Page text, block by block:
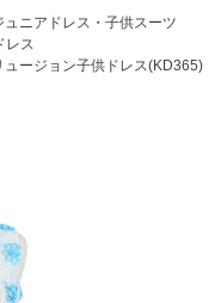
パニエ
式
ワーガール・リングボーイ・ゲ
ニアドレス・子供スーツ
レス
ュージョン子供ドレス(KD365)